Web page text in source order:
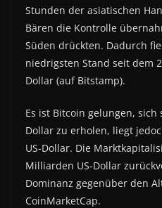
Stunden der asiatischen
Bären die Kontrolle
Süden drückten. Dadurch
niedrigsten Stand seit dem
Dollar (auf Bitstamp).
Es ist Bitcoin gelungen,
Dollar zu erholen, liegt
US-Dollar. Die
Milliarden US-Dollar
Dominanz gegenüber den
CoinMarketCap.